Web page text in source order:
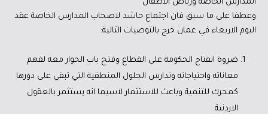
المدارس الخاصة ورياض الاطفال
وعطفا على ما سبق فان اجتماع حاشد لاصحاب المدارس الخاصة عقد
اليوم الاربعاء في عمان خرج بالتوصيات التالية:
ضروة انفتاح الحكومة على القطاع وفتح باب الحوار معه لفهم
معاناته واحتياجاته وتدارس الحلول المنطقية التي تبقي على دورها
كمحرك للتنمية وباعث للاستثمار لاسيما انه يستثمر بالعقول
الاردنية.